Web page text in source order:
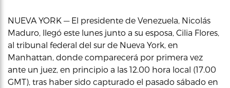
NUEVA YORK — El presidente de Venezuela, Nicolás
Maduro, llegó este lunes junto a su esposa, Cilia Flores,
al tribunal federal del sur de Nueva York, en
Manhattan, donde comparecerá por primera vez
ante un juez, en principio a las 12.00 hora local (17.00
GMT), tras haber sido capturado el pasado sábado en